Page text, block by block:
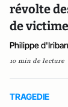
révolte
de
Philippe
10 min de lecture
TRAGEDIE